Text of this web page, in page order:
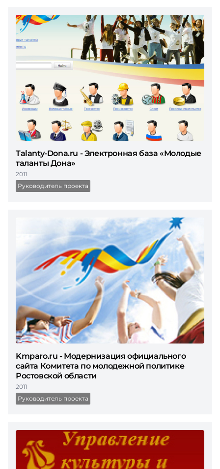
Talanty-Dona.ru - Электронная база «Молодые
таланты Дона»
2011
Руководитель проекта
Kmparo.ru - Модернизация официального
cайта Комитета по молодежной политике
Ростовской области
2011
Руководитель проекта